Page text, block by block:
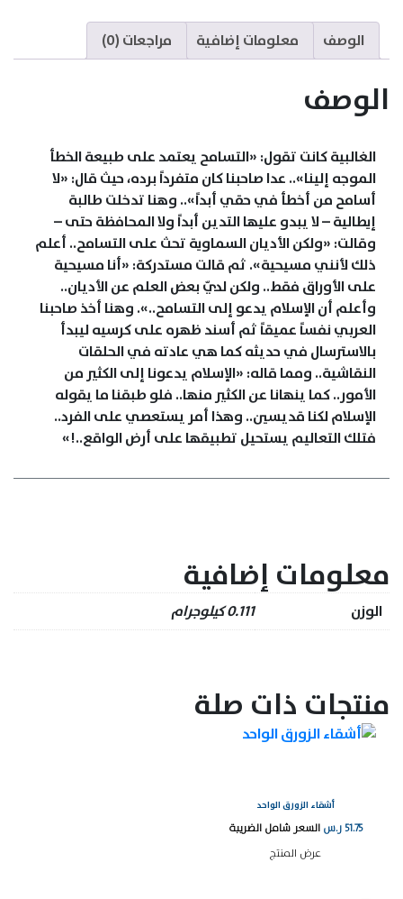
الوصف معلومات إضافية مراجعات (0)
الوصف
الغالبية كانت تقول: «التسامح يعتمد على طبيعة الخطأ
الموجه إلينا».. عدا صاحبنا كان متفرداً برده، حيث قال: «لا
أسامح من أخطأ في حقي أبداً».. وهنا تدخلت طالبة
إيطالية – لا يبدو عليها التدين أبداً ولا المحافظة حتى –
وقالت: «ولكن الأديان السماوية تحث على التسامح.. أعلم
ذلك لأنني مسيحية». ثم قالت مستدركة: «أنا مسيحية
على الأوراق فقط.. ولكن لديّ بعض العلم عن الأديان..
وأعلم أن الإسلام يدعو إلى التسامح..». وهنا أخذ صاحبنا
العربي نفساً عميقاً ثم أسند ظهره على كرسيه ليبدأ
بالاسترسال في حديثه كما هي عادته في الحلقات
النقاشية.. ومما قاله: «الإسلام يدعونا إلى الكثير من
الأمور.. كما ينهانا عن الكثير منها.. فلو طبقنا ما يقوله
الإسلام لكنا قديسين.. وهذا أمر يستعصي على الفرد..
فتلك التعاليم يستحيل تطبيقها على أرض الواقع..!»
معلومات إضافية
الوزن 0.111 كيلوجرام
منتجات ذات صلة
أشقاء الزورق الواحد
51.75 ر.س السعر شامل الضريبة
عرض المنتج